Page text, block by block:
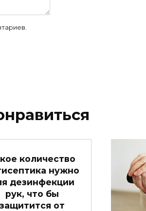
количество
нужно
дезинфекции
рук, что бы
защитится от